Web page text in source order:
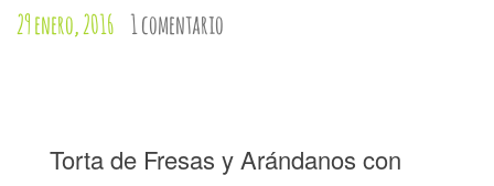
29 enero, 2016 1 comentario
Torta de Fresas y Arándanos con